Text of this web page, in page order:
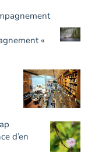
«
d’en